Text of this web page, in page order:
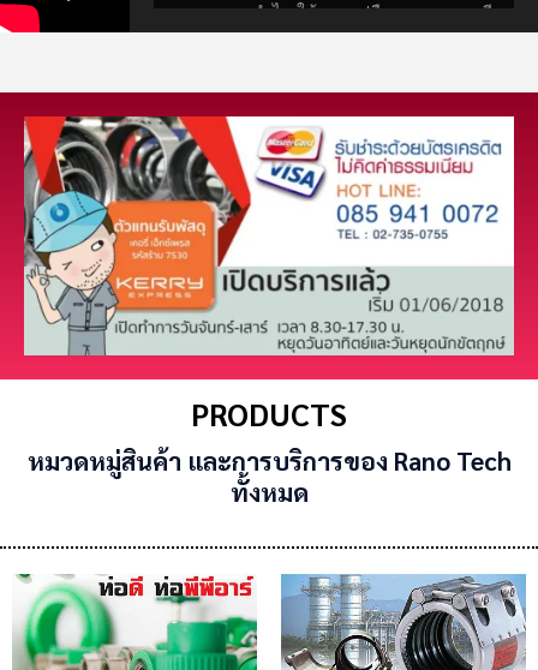
ทำไม ใช้ และเปลืองมากเลย นาที
PRODUCTS
หมวดหมู่สินค้า และการบริการของ Rano Tech
ทั้งหมด